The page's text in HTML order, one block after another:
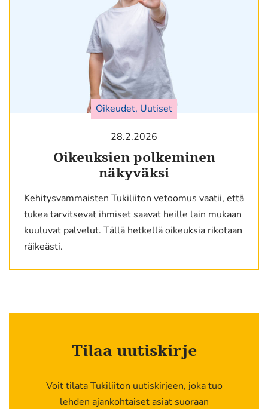
Oikeudet, Uutiset
28.2.2026
Oikeuksien polkeminen
näkyväksi
Kehitysvammaisten Tukiliiton vetoomus vaatii, että
tukea tarvitsevat ihmiset saavat heille lain mukaan
kuuluvat palvelut. Tällä hetkellä oikeuksia rikotaan
räikeästi.
Tilaa uutiskirje
Voit tilata Tukiliiton uutiskirjeen, joka tuo
lehden ajankohtaiset asiat suoraan